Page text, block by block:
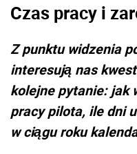
Czas pracy i
Z punktu widzenia
interesują nas
kolejne pytanie: jak
pracy pilota, ile dni
w ciągu roku